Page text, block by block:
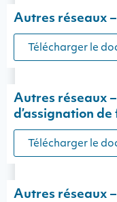
Autres réseaux
Télécharger le
Autres réseaux
d’assignation
Télécharger le
Autres réseaux